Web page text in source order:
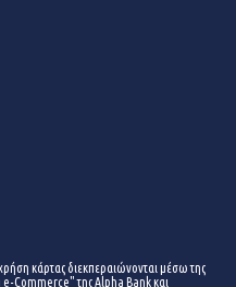
κάρτας διεκπεραιώνονται μέσω της
Commerce" της Alpha Bank και